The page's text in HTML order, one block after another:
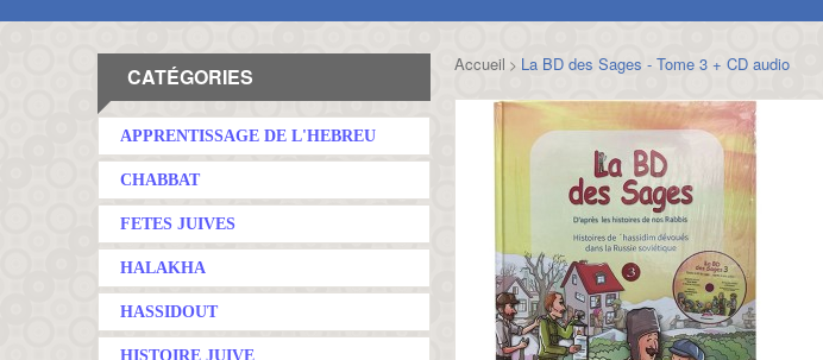
CATÉGORIES
APPRENTISSAGE DE L'HEBREU
CHABBAT
FETES JUIVES
HALAKHA
HASSIDOUT
HISTOIRE JUIVE
Accueil > La BD des Sages - Tome 3 + CD audio